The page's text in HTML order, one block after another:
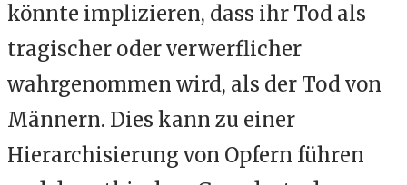
könnte implizieren, dass ihr Tod als
tragischer oder verwerflicher
wahrgenommen wird, als der Tod von
Männern. Dies kann zu einer
Hierarchisierung von Opfern führen